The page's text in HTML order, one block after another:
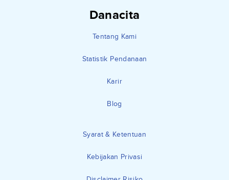
Danacita
Tentang Kami
Statistik Pendanaan
Karir
Blog
Syarat & Ketentuan
Kebijakan Privasi